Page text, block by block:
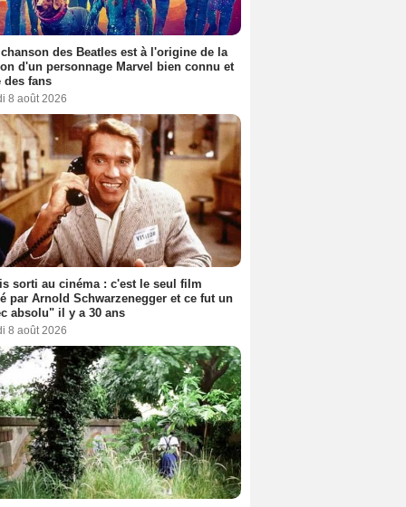
chanson des Beatles est à l'origine de la
d'un personnage Marvel bien connu et
des fans
8 août 2026
sorti au cinéma : c'est le seul film
par Arnold Schwarzenegger et ce fut un
absolu" il y a 30 ans
8 août 2026